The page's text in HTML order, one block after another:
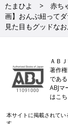
たまひよ 赤ち
画】おんぶ紐って
見た目もグッドな
ＡＢ
著作
であ
ABJマ
はこ
本サイトに掲載されて